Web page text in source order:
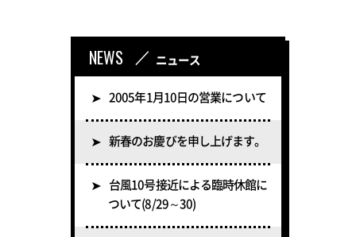
NEWS ／ ニュース
2005年1月10日の営業について
新春のお慶びを申し上げます。
台風10号接近による臨時休館に
ついて(8/29～30)